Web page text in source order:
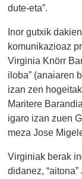
dute-eta”.
Inor gutxik
komunikazioaz
Virginia Knörr
iloba” (anaiaren
izan zen
Maritere
igaro izan zuen
meza Jose
Virginiak berak
didanez,